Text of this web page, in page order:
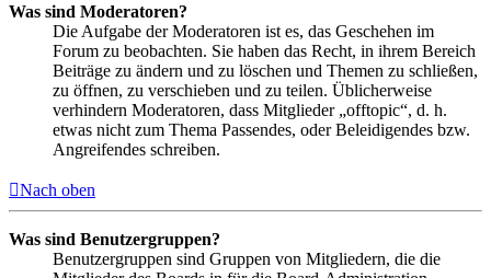
Was sind Moderatoren?
Die Aufgabe der Moderatoren ist es, das Geschehen im
Forum zu beobachten. Sie haben das Recht, in ihrem Bereich
Beiträge zu ändern und zu löschen und Themen zu schließen,
zu öffnen, zu verschieben und zu teilen. Üblicherweise
verhindern Moderatoren, dass Mitglieder „offtopic“, d. h.
etwas nicht zum Thema Passendes, oder Beleidigendes bzw.
Angreifendes schreiben.
Nach oben
Was sind Benutzergruppen?
Benutzergruppen sind Gruppen von Mitgliedern, die die